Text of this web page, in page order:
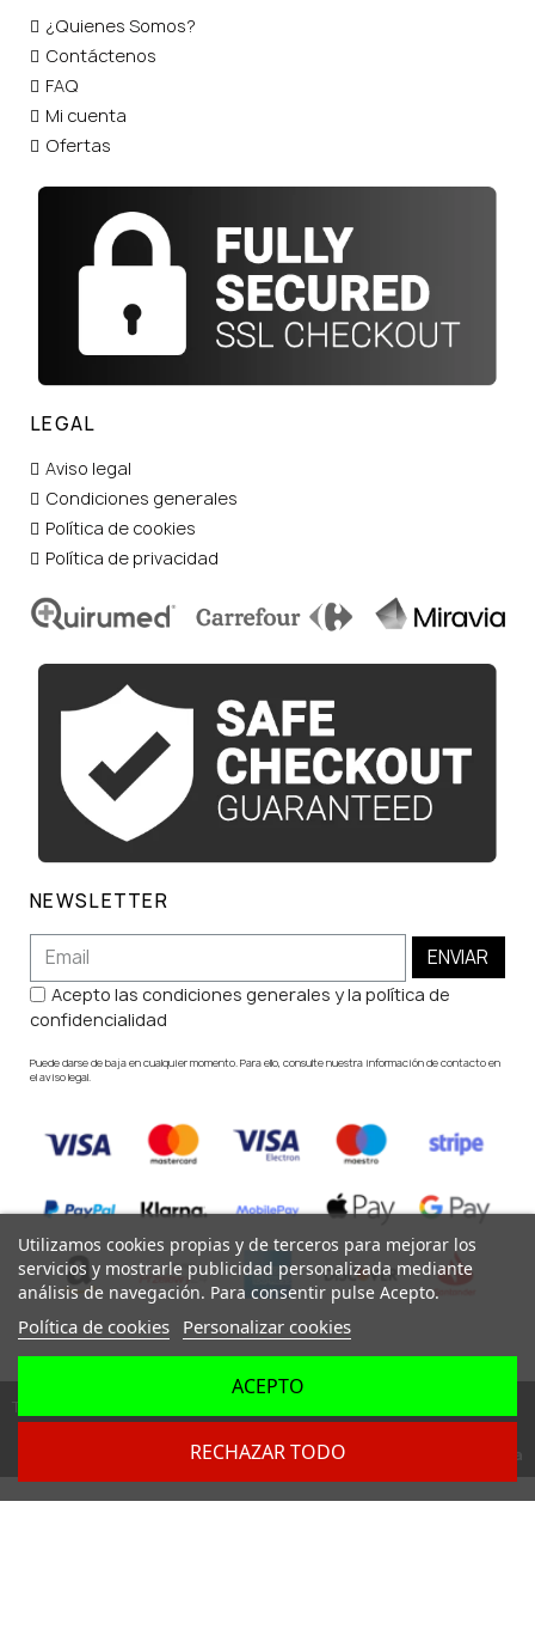
¿Quienes Somos?
Contáctenos
FAQ
Mi cuenta
Ofertas
LEGAL
Aviso legal
Condiciones generales
Política de cookies
Política de privacidad
NEWSLETTER
ENVIAR
Acepto las condiciones generales y la política de
confidencialidad
Puede darse de baja en cualquier momento. Para ello, consulte nuestra información de contacto en
el aviso legal.
Todos los derechos reservados ©
Dev. byDigital Agency Barcelona
Utilizamos cookies propias y de terceros para mejorar los
servicios y mostrarle publicidad personalizada mediante
análisis de navegación. Para consentir pulse Acepto.
Política de cookies Personalizar cookies
RECHAZAR TODO
ACEPTO